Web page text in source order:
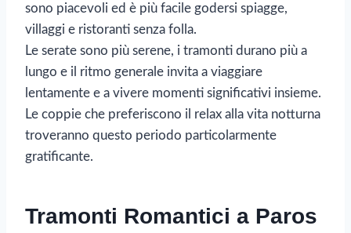
sono piacevoli ed è più facile godersi spiagge,
villaggi e ristoranti senza folla.
Le serate sono più serene, i tramonti durano più a
lungo e il ritmo generale invita a viaggiare
lentamente e a vivere momenti significativi insieme.
Le coppie che preferiscono il relax alla vita notturna
troveranno questo periodo particolarmente
gratificante.
Tramonti Romantici a Paros